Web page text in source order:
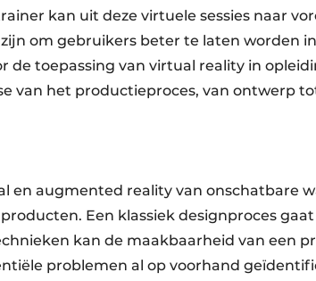
kan uit deze virtuele sessies naar
om gebruikers beter te laten worden
de toepassing van virtual reality in
van het productieproces, van ontwerp
en augmented reality van onschatbare
Een klassiek designproces
kan de maakbaarheid van een
problemen al op voorhand